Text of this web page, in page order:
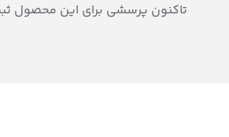
تاکنون پرسشی برای این محصول